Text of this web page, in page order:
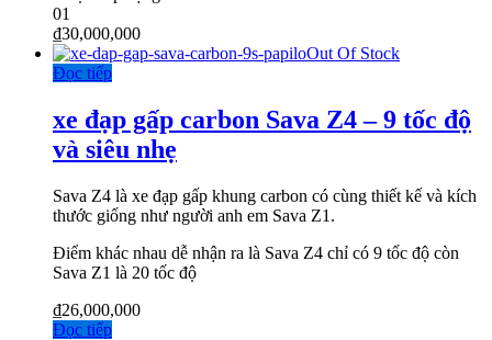
01
₫30,000,000
Out Of Stock
Đọc tiếp
xe đạp gấp carbon Sava Z4 – 9 tốc độ
và siêu nhẹ
Sava Z4 là xe đạp gấp khung carbon có cùng thiết kế và kích
thước giống như người anh em Sava Z1.
Điểm khác nhau dễ nhận ra là Sava Z4 chỉ có 9 tốc độ còn
Sava Z1 là 20 tốc độ
₫26,000,000
Đọc tiếp